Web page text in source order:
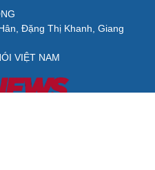
Đặng Thị Khanh, Giang
VIỆT NAM